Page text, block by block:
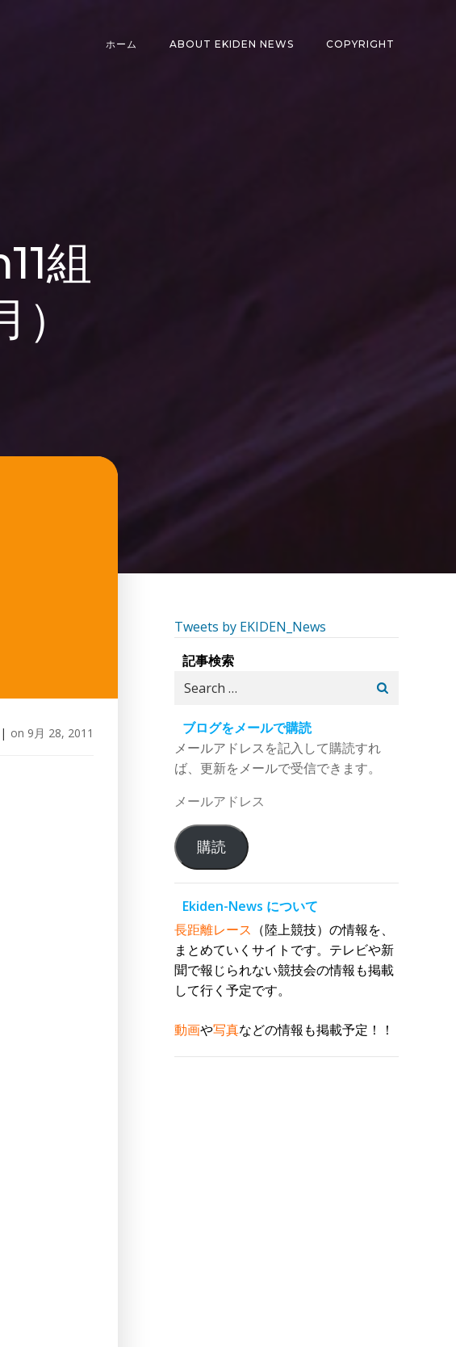
ホーム ABOUT EKIDEN NEWS COPYRIGHT
組
| on 9月 28, 2011
Tweets by EKIDEN_News
記事検索
Search
ブログをメールで購読
メールアドレスを記入して購読すれ
ば、更新をメールで受信できます。
メ
ル
ア
ド
レ
ス
購読
Ekiden-News について
長距離レース （陸上競技）の情報を、
まとめていくサイトです。テレビや新
聞で報じられない競技会の情報も掲載
して行く予定です。
動画や写真などの情報も掲載予定！！